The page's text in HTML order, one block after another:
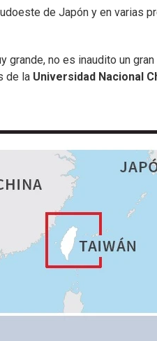
de Japón y en varias
no es inaudito un
de la Universidad Nacional